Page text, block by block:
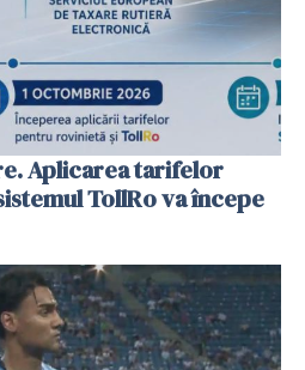
Aplicarea tarifelor
TollRo va începe